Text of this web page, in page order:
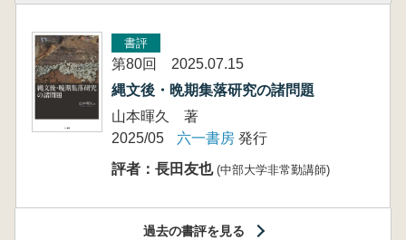
書評
第80回 2025.07.15
縄文後・晩期集落研究の諸問題
山本暉久 著
2025/05
六一書房 発行
評者：長田友也 (中部大学非常勤講師)
過去の書評を見る